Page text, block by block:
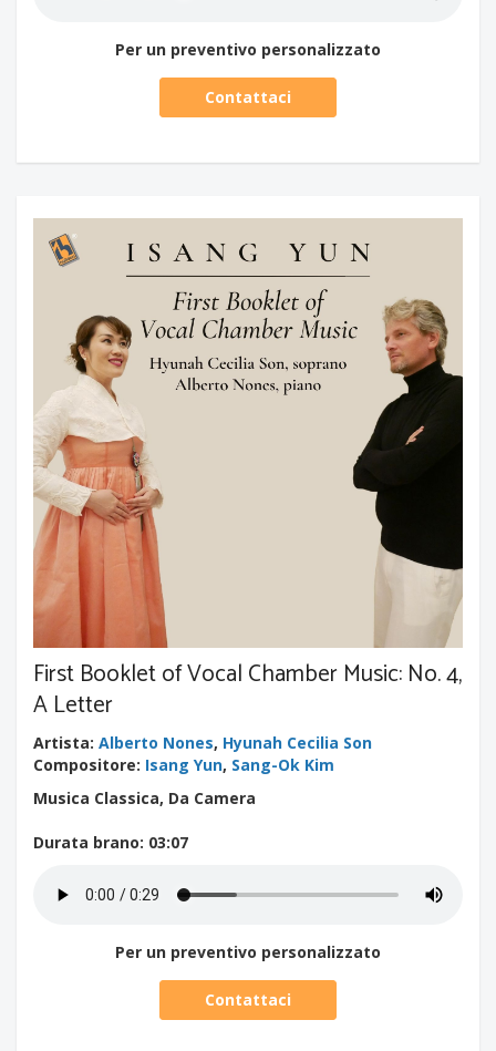
Per un preventivo personalizzato
Contattaci
First Booklet of Vocal Chamber Music: No. 4,
A Letter
Artista: Alberto Nones, Hyunah Cecilia Son
Compositore: Isang Yun, Sang-Ok Kim
Musica Classica, Da Camera
Durata brano: 03:07
Per un preventivo personalizzato
Contattaci